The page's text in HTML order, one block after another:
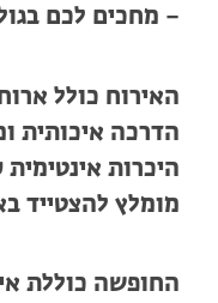
– מחכים לכם
האירוח כולל
הדרכה איכותית
היכרות
מומלץ להצטייד
החופשה כוללת